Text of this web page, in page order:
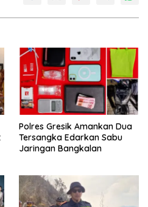
Polres Gresik Amankan Dua
Tersangka Edarkan Sabu
Jaringan Bangkalan